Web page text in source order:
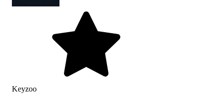
Keyzoo